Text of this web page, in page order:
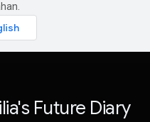
Future Diary